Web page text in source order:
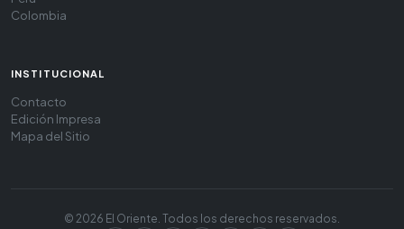
Colombia
INSTITUCIONAL
Contacto
Edición Impresa
Mapa del Sitio
© 2026 El Oriente. Todos los derechos reservados.